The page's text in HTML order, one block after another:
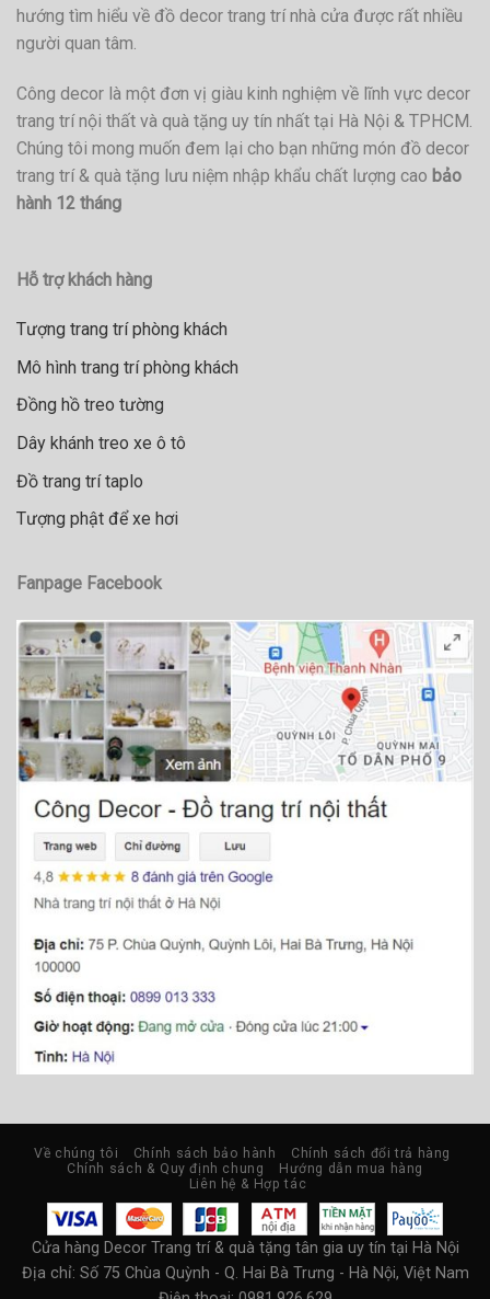
hướng tìm hiểu về đồ decor trang trí nhà cửa được rất nhiều
người quan tâm.
Công decor là một đơn vị giàu kinh nghiệm về lĩnh vực decor
trang trí nội thất và quà tặng uy tín nhất tại Hà Nội & TPHCM.
Chúng tôi mong muốn đem lại cho bạn những món đồ decor
trang trí & quà tặng lưu niệm nhập khẩu chất lượng cao bảo
hành 12 tháng
Hỗ trợ khách hàng
Tượng trang trí phòng khách
Mô hình trang trí phòng khách
Đồng hồ treo tường
Dây khánh treo xe ô tô
Đồ trang trí taplo
Tượng phật để xe hơi
Fanpage Facebook
Về chúng tôi Chính sách bảo hành
Chính sách đổi trả hàng
Chính sách & Quy định chung
Hướng dẫn mua hàng
Liên hệ & Hợp tác
Cửa hàng Decor Trang trí & quà tặng tân gia uy tín tại Hà Nội
Địa chỉ: Số 75 Chùa Quỳnh - Q. Hai Bà Trưng - Hà Nội, Việt Nam